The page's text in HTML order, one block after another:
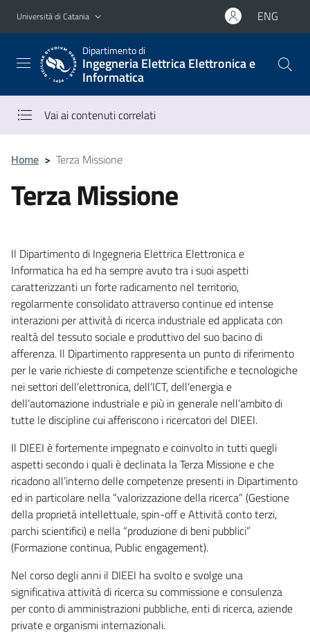
Vai al contenuto principale
Vai al menu di navigazione
Università di Catania ENG
Dipartimento di
Ingegneria Elettrica Elettronica e
Informatica
Vai ai contenuti correlati
Home > Terza Missione
Terza Missione
Il Dipartimento di Ingegneria Elettrica Elettronica e
Informatica ha ed ha sempre avuto tra i suoi aspetti
caratterizzanti un forte radicamento nel territorio,
regolarmente consolidato attraverso continue ed intense
interazioni per attività di ricerca industriale ed applicata con
realtà del tessuto sociale e produttivo del suo bacino di
afferenza. Il Dipartimento rappresenta un punto di riferimento
per le varie richieste di competenze scientifiche e tecnologiche
nei settori dell’elettronica, dell’ICT, dell’energia e
dell’automazione industriale e più in generale nell’ambito di
tutte le discipline cui afferiscono i ricercatori del DIEEI.
Il DIEEI è fortemente impegnato e coinvolto in tutti quegli
aspetti secondo i quali è declinata la Terza Missione e che
ricadono all’interno delle competenze presenti in Dipartimento
ed in particolare nella “valorizzazione della ricerca” (Gestione
della proprietà intellettuale, spin-off e Attività conto terzi,
parchi scientifici) e nella “produzione di beni pubblici”
(Formazione continua, Public engagement).
Nel corso degli anni il DIEEI ha svolto e svolge una
significativa attività di ricerca su commissione e consulenza
per conto di amministrazioni pubbliche, enti di ricerca, aziende
private e organismi internazionali.